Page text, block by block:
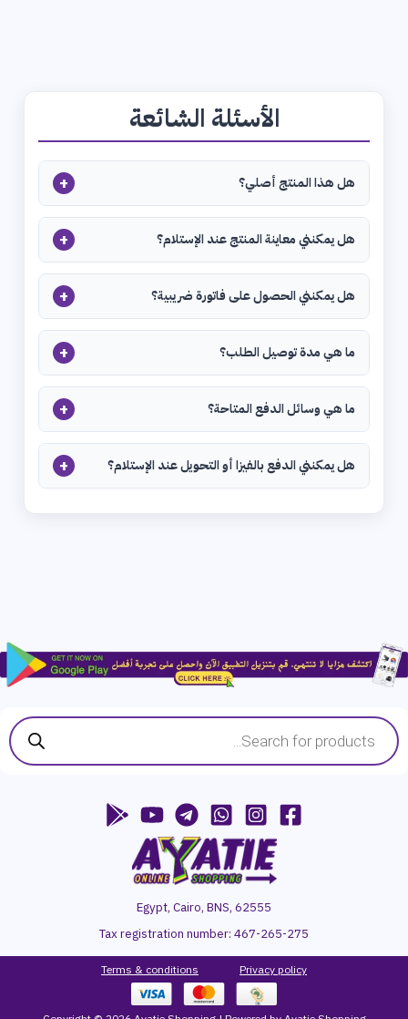
الأسئلة الشائعة
هل هذا المنتج أصلي؟ +
هل يمكنني معاينة المنتج عند الإستلام؟ +
هل يمكنني الحصول على فاتورة ضريبية؟ +
ما هي مدة توصيل الطلب؟ +
ما هي وسائل الدفع المتاحة؟ +
هل يمكنني الدفع بالفيزا أو التحويل عند الإستلام؟ +
Products
search
Egypt, Cairo, BNS, 62555
Tax registration number: 467-265-275
Terms & conditions Privacypolicy